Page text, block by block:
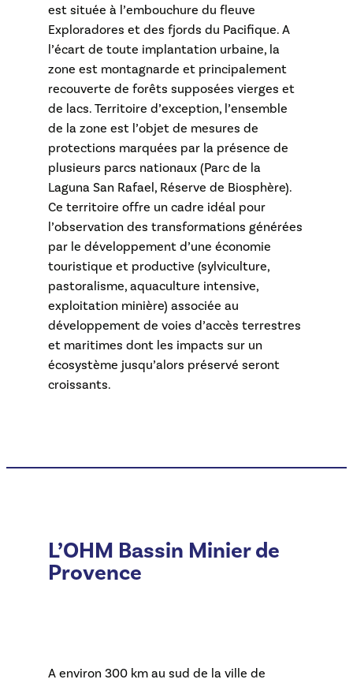
est située à l’embouchure du fleuve
Exploradores et des fjords du Pacifique. A
l’écart de toute implantation urbaine, la
zone est montagnarde et principalement
recouverte de forêts supposées vierges et
de lacs. Territoire d’exception, l’ensemble
de la zone est l’objet de mesures de
protections marquées par la présence de
plusieurs parcs nationaux (Parc de la
Laguna San Rafael, Réserve de Biosphère).
Ce territoire offre un cadre idéal pour
l’observation des transformations générées
par le développement d’une économie
touristique et productive (sylviculture,
pastoralisme, aquaculture intensive,
exploitation minière) associée au
développement de voies d’accès terrestres
et maritimes dont les impacts sur un
écosystème jusqu’alors préservé seront
croissants.
L’OHM Bassin Minier de
Provence
A environ 300 km au sud de la ville de